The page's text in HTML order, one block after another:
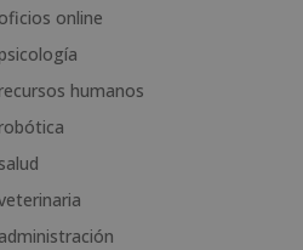
online
humanos